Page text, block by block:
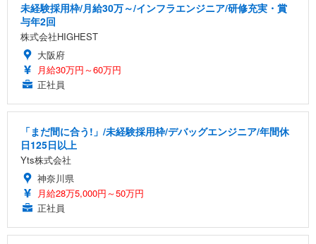
未経験採用枠/月給30万～/インフラエンジニア/研修充実・賞
与年2回
株式会社HIGHEST
大阪府
月給30万円～60万円
正社員
「まだ間に合う!」/未経験採用枠/デバッグエンジニア/年間休
日125日以上
Yts株式会社
神奈川県
月給28万5,000円～50万円
正社員